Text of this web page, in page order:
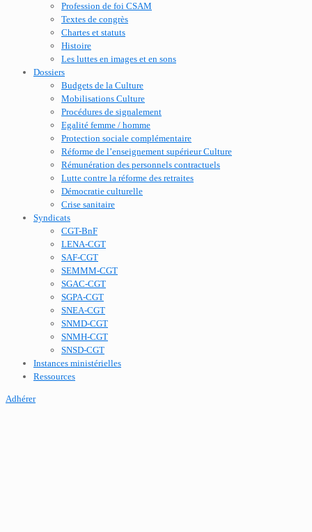
Profession de foi CSAM
Textes de congrès
Chartes et statuts
Histoire
Les luttes en images et en sons
Dossiers
Budgets de la Culture
Mobilisations Culture
Procédures de signalement
Egalité femme / homme
Protection sociale complémentaire
Réforme de l’enseignement supérieur Culture
Rémunération des personnels contractuels
Lutte contre la réforme des retraites
Démocratie culturelle
Crise sanitaire
Syndicats
CGT-BnF
LENA-CGT
SAF-CGT
SEMMM-CGT
SGAC-CGT
SGPA-CGT
SNEA-CGT
SNMD-CGT
SNMH-CGT
SNSD-CGT
Instances ministérielles
Ressources
Adhérer